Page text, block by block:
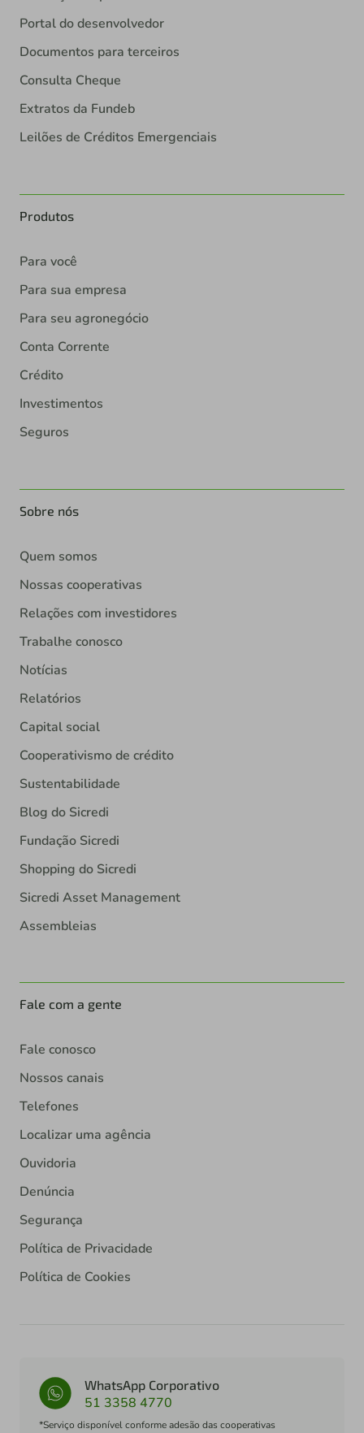
Portal do desenvolvedor
Documentos para terceiros
Consulta Cheque
Extratos da Fundeb
Leilões de Créditos Emergenciais
Produtos
Para você
Para sua empresa
Para seu agronegócio
Conta Corrente
Crédito
Investimentos
Seguros
Sobre nós
Quem somos
Nossas cooperativas
Relações com investidores
Trabalhe conosco
Notícias
Relatórios
Capital social
Cooperativismo de crédito
Sustentabilidade
Blog do Sicredi
Fundação Sicredi
Shopping do Sicredi
Sicredi Asset Management
Assembleias
Fale com a gente
Fale conosco
Nossos canais
Telefones
Localizar uma agência
Ouvidoria
Denúncia
Segurança
Política de Privacidade
Política de Cookies
WhatsApp Corporativo
51 3358 4770
*Serviço disponível conforme adesão das cooperativas